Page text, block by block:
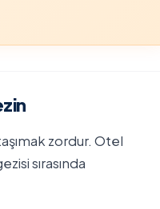
zordur. Otel
sırasında